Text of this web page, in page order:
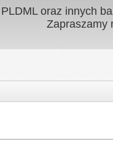
oraz innych
Zapraszamy